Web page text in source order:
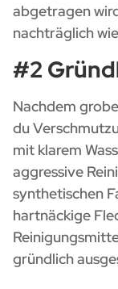
abgetragen
nachträglich
#2
Nachdem
du
mit klarem
aggressive
synthetischen
hartnäckige
gründlich